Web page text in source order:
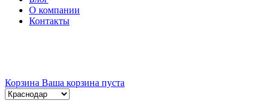
О компании
Контакты
Корзина Ваша корзина пуста